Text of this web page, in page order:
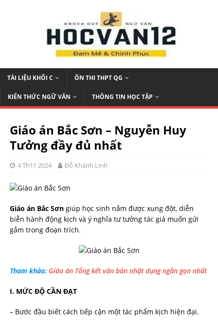
TÀI LIỆU KHỐI C ÔN THI THPT QG
KIẾN THỨC NGỮ VĂN THÔNG TIN HỌC TẬP
Giáo án Bắc Sơn – Nguyễn Huy
Tưởng đầy đủ nhất
4 Th11 2024 Đỗ Khánh Linh
Giáo án Bắc Sơn giúp học sinh nắm được xung đột, diễn
biễn hành động kịch và ý nghĩa tư tưởng tác giả muốn gửi
gắm trong đoạn trích.
Tham khảo: Giáo án Tổng kết văn bản nhật dụng ngắn gọn nhất
I. MỨC ĐỘ CẦN ĐẠT
– B­ước đầu biết cách tiếp cận một tác phẩm kịch hiện đại.